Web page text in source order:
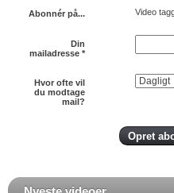
Abonnér på... Video
Din
mailadresse *
Hvor ofte vil
du modtage
mail?